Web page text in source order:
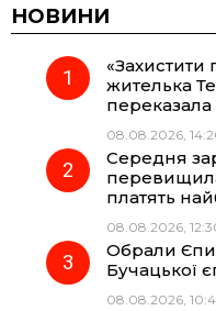
c
e
o
k
e
r
a
НОВИНИ
«Захистити
жителька
08.08.2026,
Середня
платять
08.08.2026,
Обрали
Бучацької
08.08.2026,